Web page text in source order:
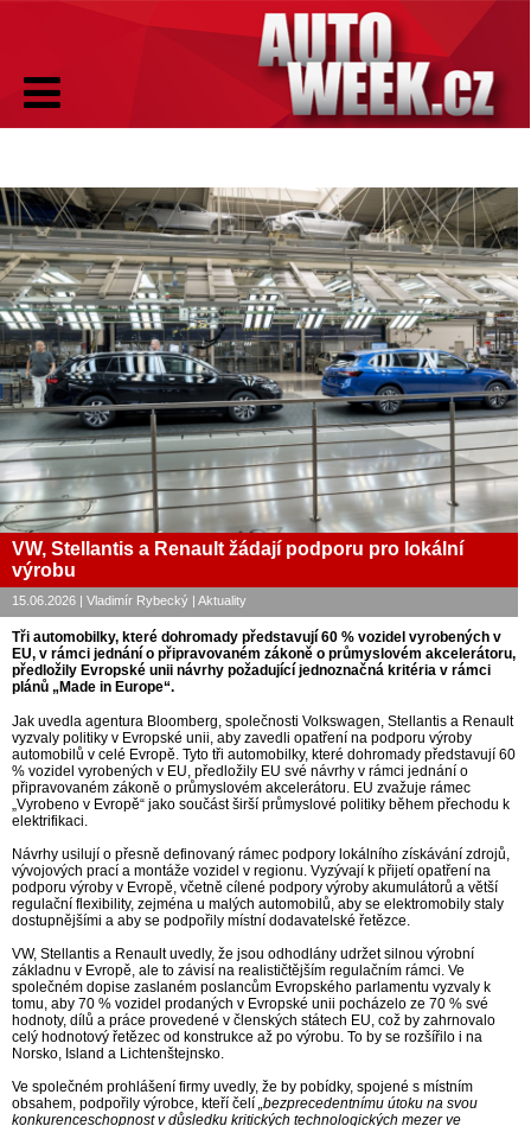
VW, Stellantis a Renault žádají podporu pro lokální
výrobu
15.06.2026 | Vladimír Rybecký | Aktuality
Tři automobilky, které dohromady představují 60 % vozidel vyrobených v
EU, v rámci jednání o připravovaném zákoně o průmyslovém akcelerátoru,
předložily Evropské unii návrhy požadující jednoznačná kritéria v rámci
plánů „Made in Europe“.
Jak uvedla agentura Bloomberg, společnosti Volkswagen, Stellantis a Renault
vyzvaly politiky v Evropské unii, aby zavedli opatření na podporu výroby
automobilů v celé Evropě. Tyto tři automobilky, které dohromady představují 60
% vozidel vyrobených v EU, předložily EU své návrhy v rámci jednání o
připravovaném zákoně o průmyslovém akcelerátoru. EU zvažuje rámec
„Vyrobeno v Evropě“ jako součást širší průmyslové politiky během přechodu k
elektrifikaci.
Návrhy usilují o přesně definovaný rámec podpory lokálního získávání zdrojů,
vývojových prací a montáže vozidel v regionu. Vyzývají k přijetí opatření na
podporu výroby v Evropě, včetně cílené podpory výroby akumulátorů a větší
regulační flexibility, zejména u malých automobilů, aby se elektromobily staly
dostupnějšími a aby se podpořily místní dodavatelské řetězce.
VW, Stellantis a Renault uvedly, že jsou odhodlány udržet silnou výrobní
základnu v Evropě, ale to závisí na realističtějším regulačním rámci. Ve
společném dopise zaslaném poslancům Evropského parlamentu vyzvaly k
tomu, aby 70 % vozidel prodaných v Evropské unii pocházelo ze 70 % své
hodnoty, dílů a práce provedené v členských státech EU, což by zahrnovalo
celý hodnotový řetězec od konstrukce až po výrobu. To by se rozšířilo i na
Norsko, Island a Lichtenštejnsko.
Ve společném prohlášení firmy uvedly, že by pobídky, spojené s místním
obsahem, podpořily výrobce, kteří čelí „bezprecedentnímu útoku na svou
konkurenceschopnost v důsledku kritických technologických mezer ve